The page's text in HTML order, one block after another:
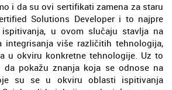
i da su ovi sertifikati zamena za staru
Solutions Developer i to najpre
u ovom slučaju stavlja na
integrisanja više različitih tehnologija,
u okviru konkretne tehnologije. Uz to
da pokažu znanja koja se odnose na
su se u okviru oblasti ispitivanja